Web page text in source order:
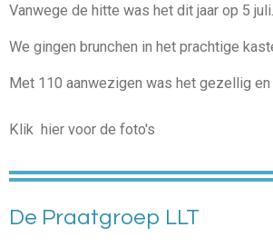
Vanwege de hitte was het dit jaar op 5 juli.
We gingen brunchen in het prachtige
Met 110 aanwezigen was het gezellig
Klik hier voor de foto's
De Praatgroep LLT